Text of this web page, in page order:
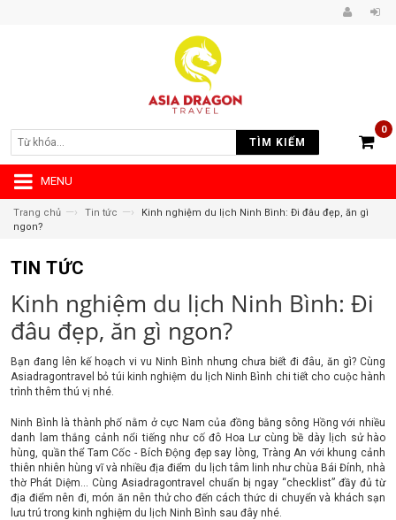
TÌM KIẾM
0
MENU
Trang chủ —› Tin tức —›
Kinh nghiệm du lịch Ninh Bình: Đi đâu đẹp, ăn gì
ngon?
TIN TỨC
Kinh nghiệm du lịch Ninh Bình: Đi
đâu đẹp, ăn gì ngon?
Bạn đang lên kế hoạch vi vu Ninh Bình nhưng chưa biết đi đâu, ăn gì? Cùng
Asiadragontravel bỏ túi kinh nghiệm du lịch Ninh Bình chi tiết cho cuộc hành
trình thêm thú vị nhé.
Ninh Bình là thành phố nằm ở cực Nam của đồng bằng sông Hồng với nhiều
danh lam thắng cảnh nổi tiếng như cố đô Hoa Lư cùng bề dày lịch sử hào
hùng, quần thể Tam Cốc - Bích Động đẹp say lòng, Tràng An với khung cảnh
thiên nhiên hùng vĩ và nhiều địa điểm du lịch tâm linh như chùa Bái Đính, nhà
thờ Phát Diệm... Cùng Asiadragontravel chuẩn bị ngay “checklist” đầy đủ từ
địa điểm nên đi, món ăn nên thử cho đến cách thức di chuyển và khách sạn
lưu trú trong kinh nghiệm du lịch Ninh Bình sau đây nhé.